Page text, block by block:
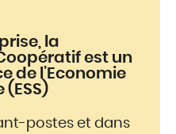
la
est un
de l’Economie
postes et dans